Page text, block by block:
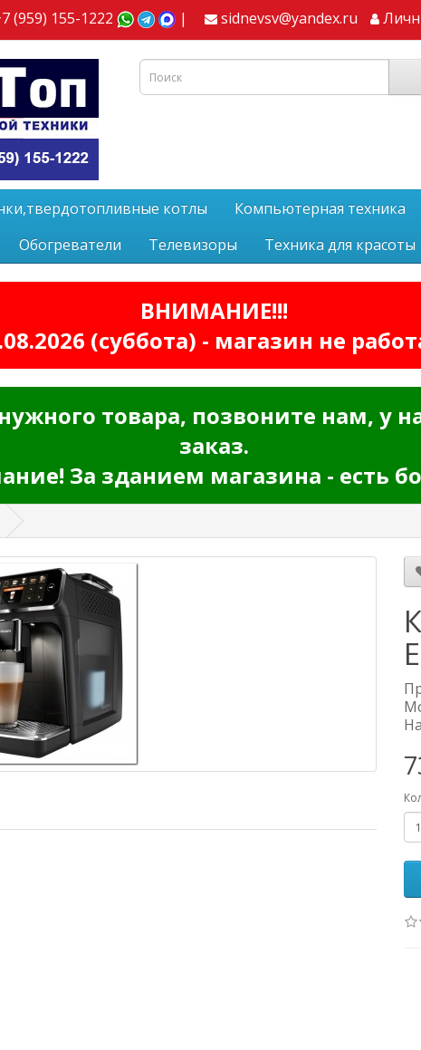
(959) 155-1222 | sidnevsv@yandex.ru
котлы Компьютерная техника
Обогреватели Телевизоры Техника для красоты
ВНИМАНИЕ!!!
(суббота) - магазин не
товара, позвоните нам, у
заказ.
За зданием магазина - есть